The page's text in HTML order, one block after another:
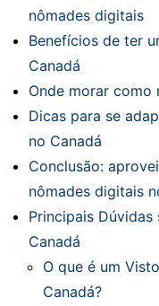
nômades digitais
Benefícios de ter
Canadá
Onde morar como
Dicas para se
no Canadá
Conclusão:
nômades digitais
Principais
Canadá
O que é um
Canadá?